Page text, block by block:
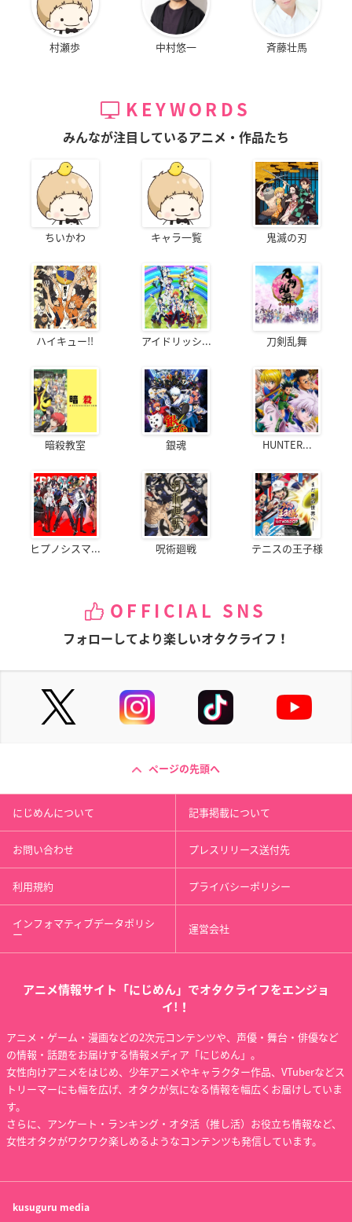
村瀬歩 中村悠一 斉藤壮馬
KEYWORDS
みんなが注目しているアニメ・作品たち
ちいかわ キャラ一覧 鬼滅の刃
ハイキュー!! アイドリッシ... 刀剣乱舞
暗殺教室 銀魂 HUNTER...
ヒプノシスマ... 呪術廻戦 テニスの王子様
OFFICIAL SNS
フォローしてより楽しいオタクライフ！
ページの先頭へ
にじめんについて 記事掲載について
お問い合わせ プレスリリース送付先
利用規約 プライバシーポリシー
インフォマティブデータポリシ
ー 運営会社
アニメ情報サイト「にじめん」でオタクライフをエンジョ
イ!！
アニメ・ゲーム・漫画などの2次元コンテンツや、声優・舞台・俳優など
の情報・話題をお届けする情報メディア「にじめん」。
女性向けアニメをはじめ、少年アニメやキャラクター作品、VTuberなどス
トリーマーにも幅を広げ、オタクが気になる情報を幅広くお届けしていま
す。
さらに、アンケート・ランキング・オタ活（推し活）お役立ち情報など、
女性オタクがワクワク楽しめるようなコンテンツも発信しています。
kusuguru media